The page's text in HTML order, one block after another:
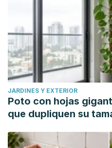
JARDINES Y EXTERIOR
Poto con hojas
que dupliquen su